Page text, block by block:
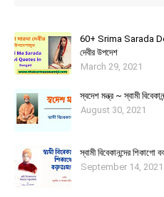
60+ Srima Sarada
দেবীর উপদেশ
March 29, 2021
স্বদেশ মন্ত্র ~ স্বামী
August 30, 2021
স্বামী বিবেকানন্দের শিকাগাে
September 14, 2021